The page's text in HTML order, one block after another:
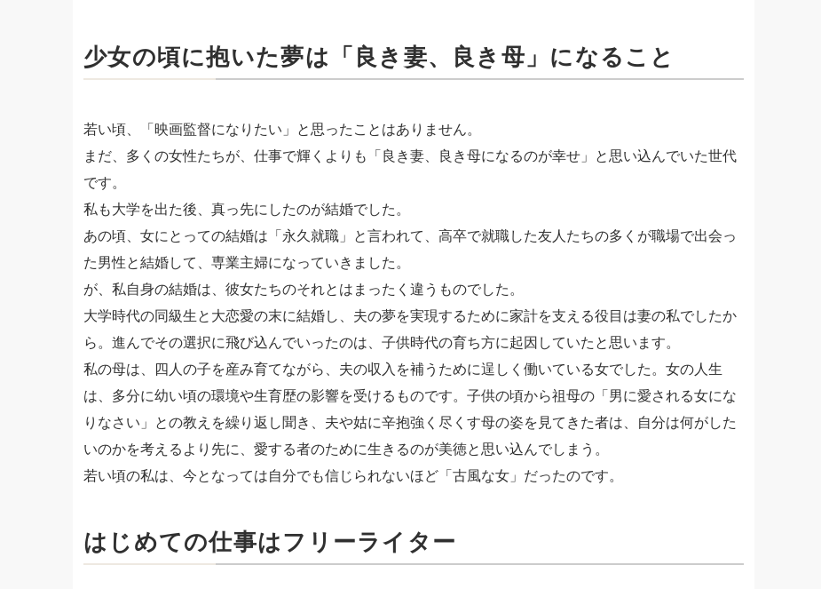
少女の頃に抱いた夢は「良き妻、良き母」になること
若い頃、「映画監督になりたい」と思ったことはありません。
まだ、多くの女性たちが、仕事で輝くよりも「良き妻、良き母になるのが幸せ」と思い込んでいた世代
です。
私も大学を出た後、真っ先にしたのが結婚でした。
あの頃、女にとっての結婚は「永久就職」と言われて、高卒で就職した友人たちの多くが職場で出会っ
た男性と結婚して、専業主婦になっていきました。
が、私自身の結婚は、彼女たちのそれとはまったく違うものでした。
大学時代の同級生と大恋愛の末に結婚し、夫の夢を実現するために家計を支える役目は妻の私でしたか
ら。進んでその選択に飛び込んでいったのは、子供時代の育ち方に起因していたと思います。
私の母は、四人の子を産み育てながら、夫の収入を補うために逞しく働いている女でした。女の人生
は、多分に幼い頃の環境や生育歴の影響を受けるものです。子供の頃から祖母の「男に愛される女にな
りなさい」との教えを繰り返し聞き、夫や姑に辛抱強く尽くす母の姿を見てきた者は、自分は何がした
いのかを考えるより先に、愛する者のために生きるのが美徳と思い込んでしまう。
若い頃の私は、今となっては自分でも信じられないほど「古風な女」だったのです。
はじめての仕事はフリーライター